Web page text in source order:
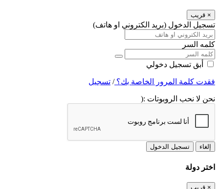
× قريب
تسجيل الدخول (بريد الكتروني او هاتف)
كلمه السر
أبق تسجيل دخولي
فقدت كلمة المرور الخاصة بك؟/ تسجيل
نحن لا نحب الروبوتات :(
إلغاء تسجيل الدخول
اختر دولة
× قريب